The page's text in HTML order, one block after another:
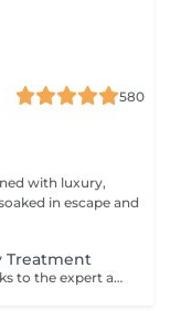
580
with luxury,
in escape and
Treatment
Concentrated radiance and softness, thanks to the expert application of a unique, aromatic scrub made with flowers, foliage, fibres and fruits